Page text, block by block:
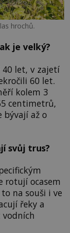
hrochů.
je velký?
40 let, v zajetí
60 let.
kolem 3
centimetrů,
bývají až o
svůj trus?
rotují ocasem
na souši i ve
řeky a